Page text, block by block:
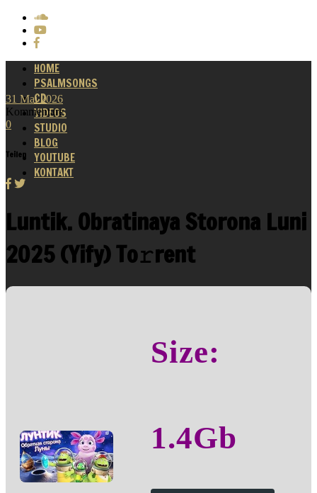
HOME
PSALMSONGS
CD
VIDEOS
STUDIO
BLOG
YOUTUBE
KONTAKT
31 Mai 2026
Kommentare
0
Teilen
Luntik. Obratinaya Storona Luni
2025 (Yify) To𝚛rent
Size:
1.4Gb